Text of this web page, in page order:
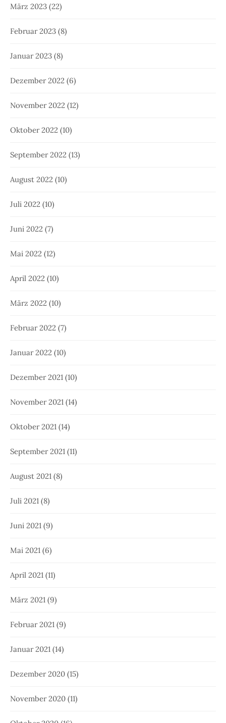
März 2023 (22)
Februar 2023 (8)
Januar 2023 (8)
Dezember 2022 (6)
November 2022 (12)
Oktober 2022 (10)
September 2022 (13)
August 2022 (10)
Juli 2022 (10)
Juni 2022 (7)
Mai 2022 (12)
April 2022 (10)
März 2022 (10)
Februar 2022 (7)
Januar 2022 (10)
Dezember 2021 (10)
November 2021 (14)
Oktober 2021 (14)
September 2021 (11)
August 2021 (8)
Juli 2021 (8)
Juni 2021 (9)
Mai 2021 (6)
April 2021 (11)
März 2021 (9)
Februar 2021 (9)
Januar 2021 (14)
Dezember 2020 (15)
November 2020 (11)